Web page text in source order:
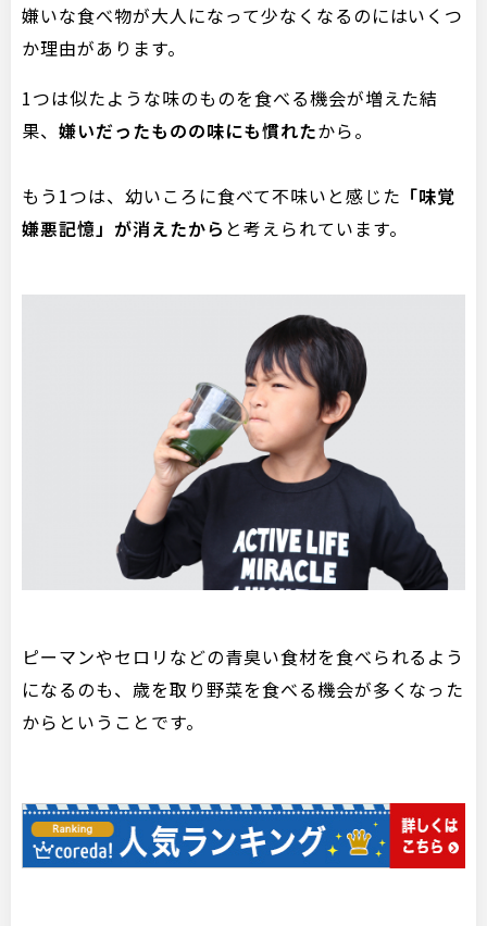
嫌いな食べ物が大人になって少なくなるのにはいくつ
か理由があります。
1つは似たような味のものを食べる機会が増えた結
果、 嫌いだったものの味にも慣れたから。
もう1つは、幼いころに食べて不味いと感じた 「味覚
嫌悪記憶」が消えたから と考えられています。
ピーマンやセロリなどの青臭い食材を食べられるよう
になるのも、歳を取り野菜を食べる機会が多くなった
からということです。